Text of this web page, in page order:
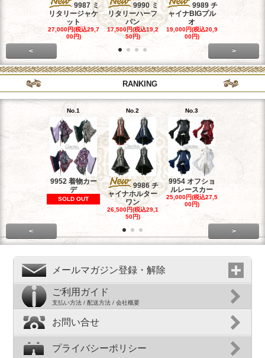
9987 ミ
リタリージャケ
ット
27,000円(税込29,7
00円)
9990 ミ
リタリーハーフ
パン
17,500円(税込19,2
50円)
9989 チ
ャイナBIGプル
オ
19,000円(税込20,9
00円)
< >
RANKING
No.1
9952 着物カー
デ
SOLD OUT
No.2
9986 チ
ャイナホルター
ワン
26,500円(税込29,1
50円)
No.3
9954 オフショ
ルレースカー
25,000円(税込27,5
00円)
< >
メールマガジン登録・解除
ご利用ガイド
支払い方法 / 配送方法 / 会社概要
お問い合せ
プライバシーポリシー